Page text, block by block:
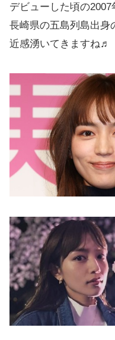
デビューした頃の2007
長崎県の五島列島出身
近感湧いてきますね♬